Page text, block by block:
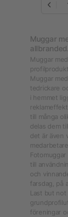
Muggar
Muggar
Muggar
tedrickare
i hemmet
till många
delas dem
det är även
till
och
farsdag, på
Last but not
föreningar